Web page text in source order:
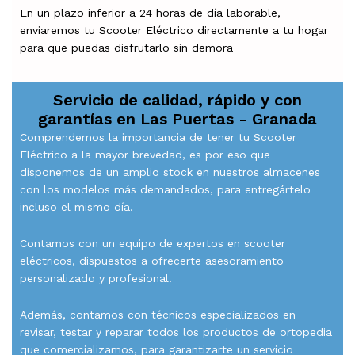
En un plazo inferior a 24 horas de día laborable,
enviaremos tu Scooter Eléctrico directamente a tu hogar
para que puedas disfrutarlo sin demora
Servicio de calidad, rápido y con
garantías en Las Puertas - Granada
Comprendemos la importancia de tener tu Scooter
Eléctrico a la mayor brevedad, es por eso que
disponemos de un amplio stock en nuestros almacenes
con los modelos más demandados, para entregártelo
incluso el mismo día.
Contamos con un equipo de expertos en scooter
eléctricos, dispuestos a ofrecerte asesoramiento
personalizado y profesional.
Además, contamos con técnicos especializados en
revisar, testar y reparar todos los productos de ortopedia
que comercializamos, para garantizarte un servicio